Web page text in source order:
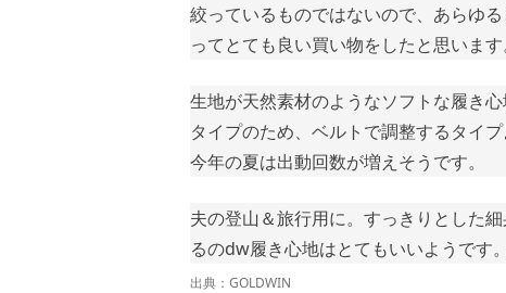
絞っているものではないので、あらゆ
ってとても良い買い物をしたと思います
生地が天然素材のようなソフトな履き
タイプのため、ベルトで調整するタイ
今年の夏は出動回数が増えそうです。
夫の登山＆旅行用に。すっきりとした
るのdw履き心地はとてもいいようです
出典： GOLDWIN